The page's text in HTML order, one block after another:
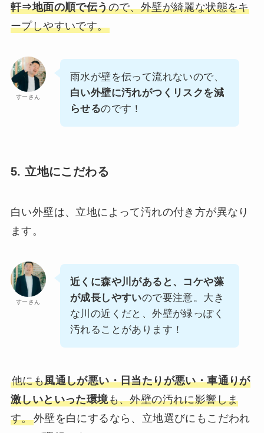
軒⇒地面の順で伝うので、外壁が綺麗な状態をキ
ープしやすいです。
すーさん
雨水が壁を伝って流れないので、
白い外壁に汚れがつくリスクを減
らせるのです！
5. 立地にこだわる
白い外壁は、立地によって汚れの付き方が異なり
ます。
すーさん
近くに森や川があると、コケや藻
が成長しやすいので要注意。大き
な川の近くだと、外壁が緑っぽく
汚れることがあります！
他にも風通しが悪い・日当たりが悪い・車通りが
激しいといった環境も、外壁の汚れに影響しま
す。外壁を白にするなら、立地選びにもこだわれ